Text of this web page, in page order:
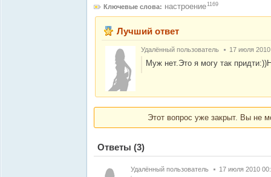
Ключевые слова: настроение1169
Лучший ответ
Удалённый пользователь 17 июля
Муж нет.Это я могу так
Этот вопрос уже закрыт. Вы не
Ответы (3)
Удалённый пользователь 17 июля 2010